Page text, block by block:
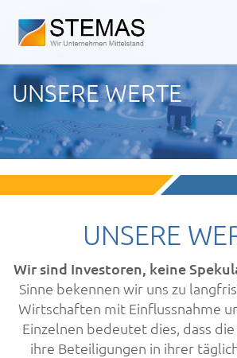
UNSERE WERTE
UNSERE
Wir sind Investoren, keine
Sinne bekennen wir uns zu
Wirtschaften mit Einflussnahme
Einzelnen bedeutet dies, dass die
ihre Beteiligungen in ihrer